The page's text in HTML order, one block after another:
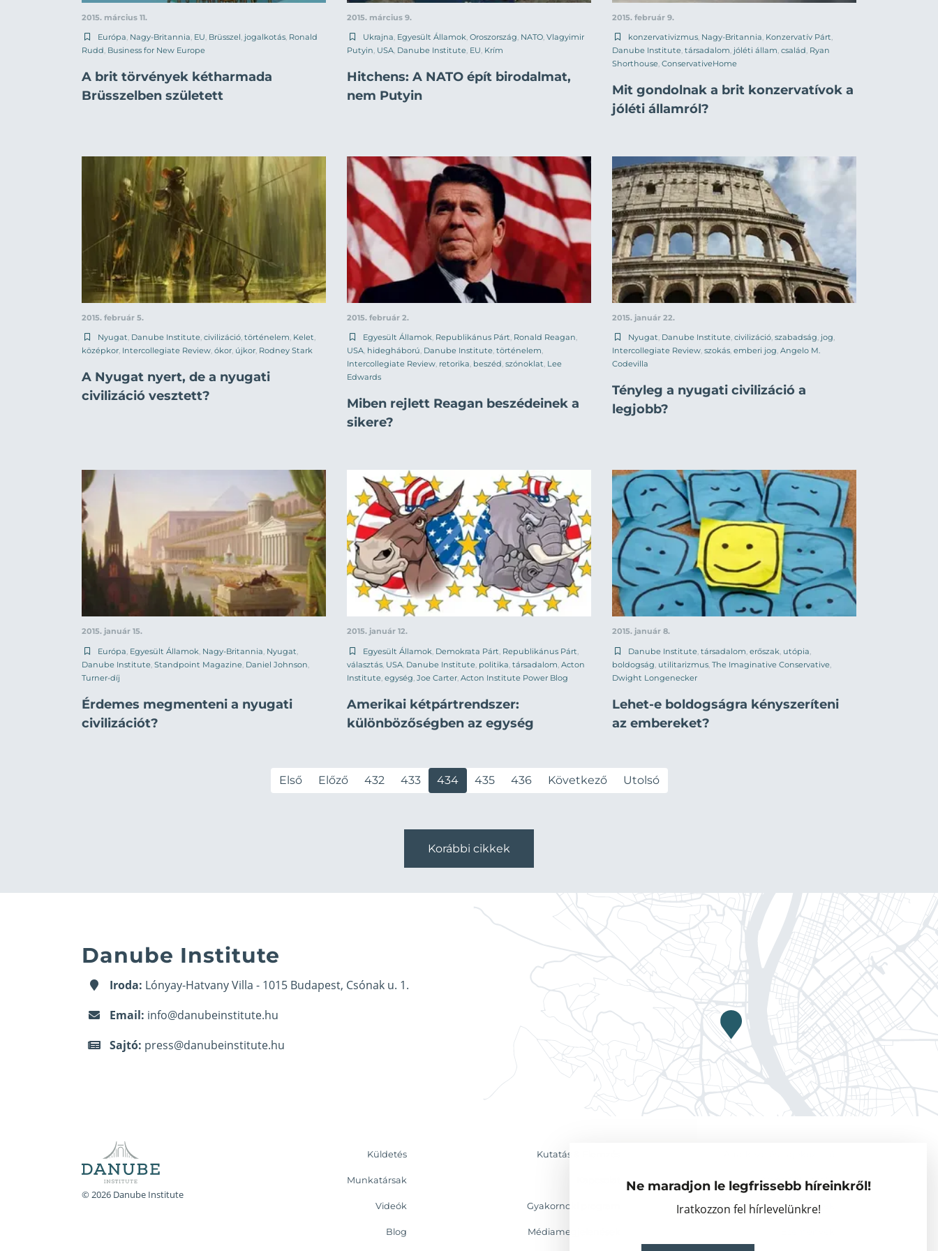
Ne maradjon le legfrissebb híreinkről!
Iratkozzon fel hírlevelünkre!
2015. március 11.
Európa Nagy-Britannia EU Brüsszel jogalkotás Ronald
Rudd Business for New Europe
A brit törvények kétharmada
Brüsszelben született
2015. március 9.
Ukrajna Egyesült Államok Oroszország NATO Vlagyimir
Putyin USA Danube Institute EU Krím
Hitchens: A NATO épít birodalmat,
nem Putyin
2015. február 9.
konzervativizmus Nagy-Britannia Konzervatív Párt
Danube Institute társadalom jóléti állam család Ryan
Shorthouse ConservativeHome
Mit gondolnak a brit konzervatívok a
jóléti államról?
2015. február 5.
Nyugat, Danube Institute, civilizáció, történelem, Kelet,
középkor, Intercollegiate Review, ókor, újkor, Rodney Stark
A Nyugat nyert, de a nyugati
civilizáció vesztett?
2015. február 2.
Egyesült Államok, Republikánus Párt, Ronald Reagan,
USA, hidegháború, Danube Institute, történelem,
Intercollegiate Review, retorika, beszéd, szónoklat, Lee
Edwards
Miben rejlett Reagan beszédeinek a
sikere?
2015. január 22.
Nyugat, Danube Institute, civilizáció, szabadság, jog,
Intercollegiate Review, szokás, emberi jog, Angelo M.
Codevilla
Tényleg a nyugati civilizáció a
legjobb?
2015. január 15.
Európa Egyesült Államok Nagy-Britannia Nyugat
Danube Institute Standpoint Magazine Daniel Johnson
Turner-díj
Érdemes megmenteni a nyugati
civilizációt?
2015. január 12.
Egyesült Államok Demokrata Párt Republikánus Párt
választás USA Danube Institute politika társadalom Acton
Institute egység Joe Carter Acton Institute Power Blog
Amerikai kétpártrendszer:
különbözőségben az egység
2015. január 8.
Danube Institute társadalom erőszak utópia
boldogság utilitarizmus The Imaginative Conservative
Dwight Longenecker
Lehet-e boldogságra kényszeríteni
az embereket?
Első Előző 432 433 434 435 436 Következő Utolsó
Korábbi cikkek
Danube Institute
Iroda: Lónyay-Hatvany Villa - 1015 Budapest, Csónak u. 1.
Email: info@danubeinstitute.hu
Sajtó: press@danubeinstitute.hu
© 2026 Danube Institute
Küldetés Kutatás & Elemzés
Munkatársak Vendégkutatók
Videók Gyakornoki program Partnerszervezetek
Blog Médiamegjelenések